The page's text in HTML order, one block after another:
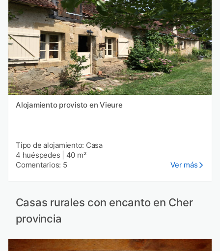
Alojamiento provisto en Vieure
Tipo de alojamiento: Casa
4 huéspedes
40 m²
Comentarios: 5
Ver más
Casas rurales con encanto en Cher
provincia